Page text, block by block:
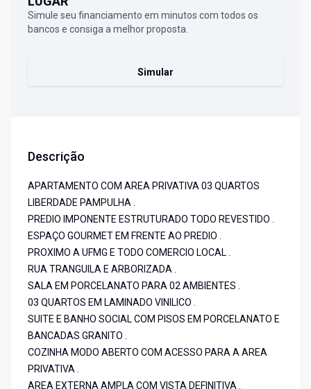
Simule seu financiamento em minutos com todos os
bancos e consiga a melhor proposta.
Simular
Descrição
APARTAMENTO COM AREA PRIVATIVA 03 QUARTOS
LIBERDADE PAMPULHA .
PREDIO IMPONENTE ESTRUTURADO TODO REVESTIDO .
ESPAÇO GOURMET EM FRENTE AO PREDIO .
PROXIMO A UFMG E TODO COMERCIO LOCAL .
RUA TRANGUILA E ARBORIZADA .
SALA EM PORCELANATO PARA 02 AMBIENTES .
03 QUARTOS EM LAMINADO VINILICO .
SUITE E BANHO SOCIAL COM PISOS EM PORCELANATO E
BANCADAS GRANITO .
COZINHA MODO ABERTO COM ACESSO PARA A AREA
PRIVATIVA .
AREA EXTERNA AMPLA COM VISTA DEFINITIVA .